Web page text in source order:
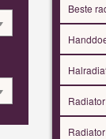
Beste